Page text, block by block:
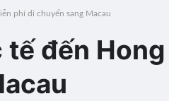
phí di chuyển sang Macau
đến